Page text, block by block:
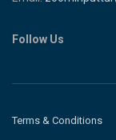
Follow Us
Terms & Conditions